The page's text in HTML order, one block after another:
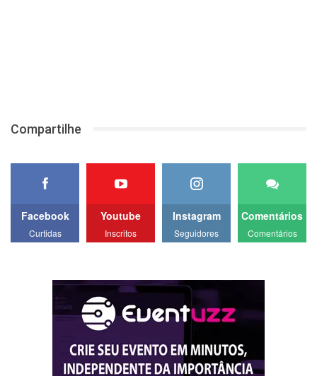
Compartilhe
Facebook
Curtidas
Youtube
Inscritos
Instagram
Seguidores
Comentários
Comentários